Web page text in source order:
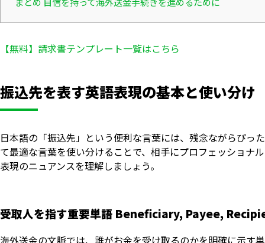
【無料】請求書テンプレート一覧はこちら
振込先を表す英語表現の基本と使い分け
日本語の「振込先」という便利な言葉には、残念ながらぴっ
て最適な言葉を使い分けることで、相手にプロフェッショナ
表現のニュアンスを理解しましょう。
受取人を指す重要単語 Beneficiary, Payee,
海外送金の文脈では、誰がお金を受け取るのかを明確に示す